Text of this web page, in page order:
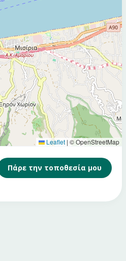
Leaflet | © OpenStreetMap
Πάρε την τοποθεσία μου